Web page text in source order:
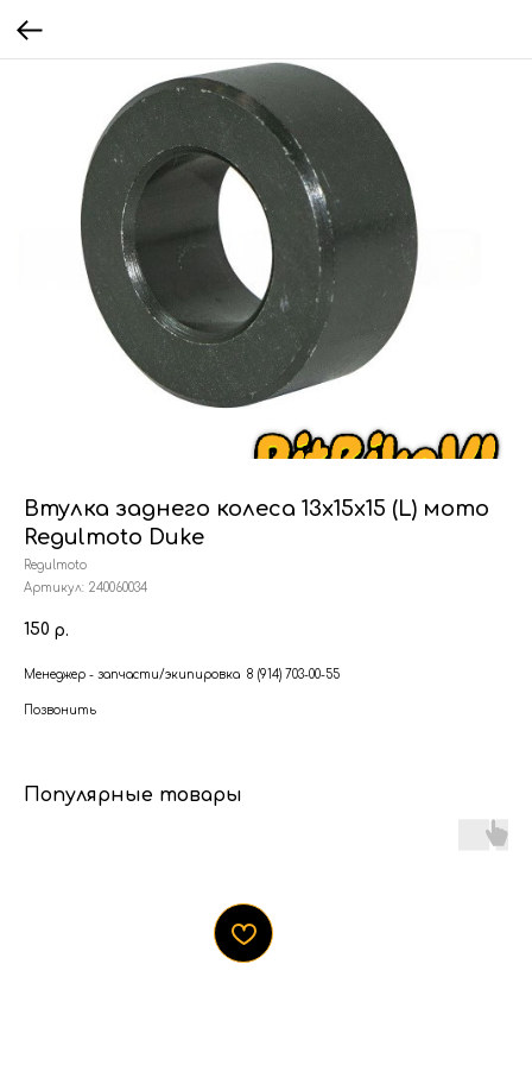
Втулка заднего колеса 13x15x15 (L) мото
Regulmoto Duke
Regulmoto
Артикул: 240060034
150 р.
Менеджер - запчасти/экипировка 8 (914) 703-00-55
Позвонить
Популярные товары